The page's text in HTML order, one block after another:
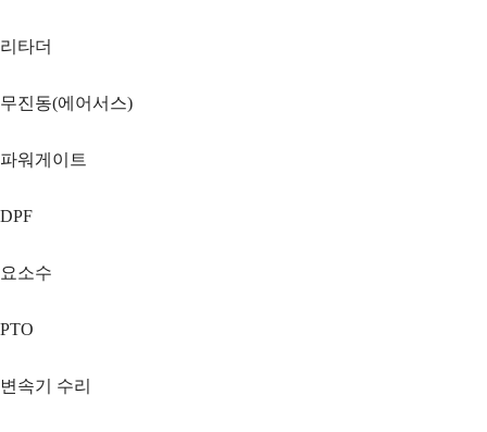
리타더
무진동(에어서스)
파워게이트
DPF
요소수
PTO
변속기 수리